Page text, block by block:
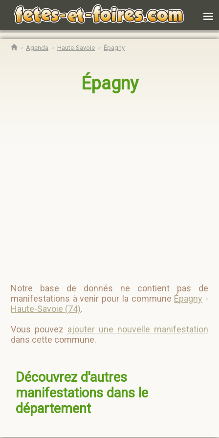
Agenda Haute-Savoie Épagny
Épagny
Notre base de donnés ne contient pas de
manifestations à venir pour la commune Épagny -
Haute-Savoie (74).
Vous pouvez ajouter une nouvelle manifestation
dans cette commune.
Découvrez d'autres
manifestations dans le
département